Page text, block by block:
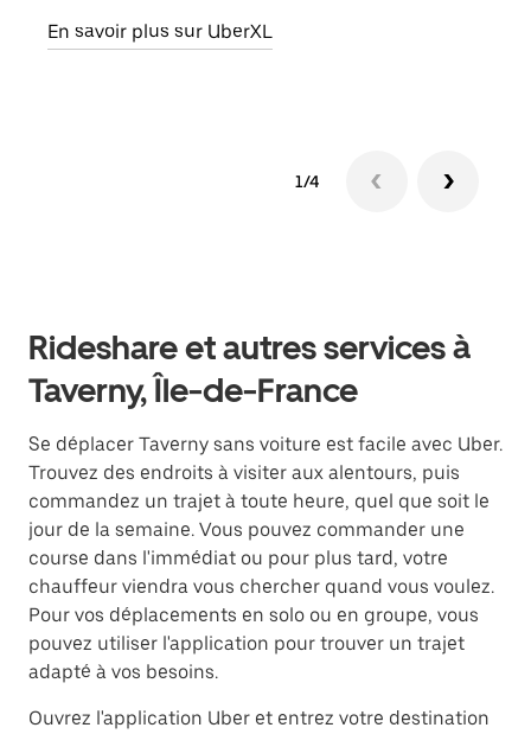
En savoir plus sur UberXL
1/4
Rideshare et autres services à
Taverny, Île-de-France
Se déplacer Taverny sans voiture est facile avec Uber.
Trouvez des endroits à visiter aux alentours, puis
commandez un trajet à toute heure, quel que soit le
jour de la semaine. Vous pouvez commander une
course dans l'immédiat ou pour plus tard, votre
chauffeur viendra vous chercher quand vous voulez.
Pour vos déplacements en solo ou en groupe, vous
pouvez utiliser l'application pour trouver un trajet
adapté à vos besoins.
Ouvrez l'application Uber et entrez votre destination